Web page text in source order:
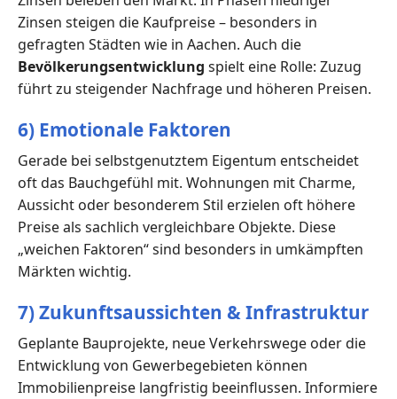
Zinsen steigen die Kaufpreise – besonders in
gefragten Städten wie in Aachen. Auch die
Bevölkerungsentwicklung spielt eine Rolle: Zuzug
führt zu steigender Nachfrage und höheren Preisen.
6) Emotionale Faktoren
Gerade bei selbstgenutztem Eigentum entscheidet
oft das Bauchgefühl mit. Wohnungen mit Charme,
Aussicht oder besonderem Stil erzielen oft höhere
Preise als sachlich vergleichbare Objekte. Diese
„weichen Faktoren“ sind besonders in umkämpften
Märkten wichtig.
7) Zukunftsaussichten & Infrastruktur
Geplante Bauprojekte, neue Verkehrswege oder die
Entwicklung von Gewerbegebieten können
Immobilienpreise langfristig beeinflussen. Informiere